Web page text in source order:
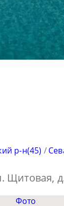
р-н(45) /
Щитовая,
Фото